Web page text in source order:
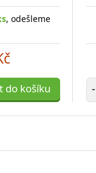
, odešleme
do košíku -